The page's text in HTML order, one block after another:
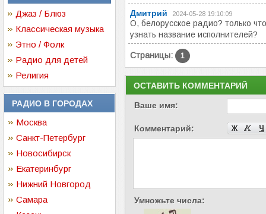
Джаз / Блюз
Классическая музыка
Этно / Фолк
Радио для детей
Религия
РАДИО В ГОРОДАХ
Москва
Санкт-Петербург
Новосибирск
Екатеринбург
Нижний Новгород
Самара
Дмитрий
2024-05-28 19:10:09
О, белорусское радио? только
узнать название исполнителей?
Страницы: 1
ОСТАВИТЬ КОММЕНТАРИЙ
Ваше имя:
Комментарий:
Умножьте числа: